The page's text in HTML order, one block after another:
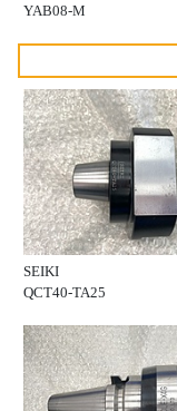
YAB08-M
SEIKI
QCT40-TA25